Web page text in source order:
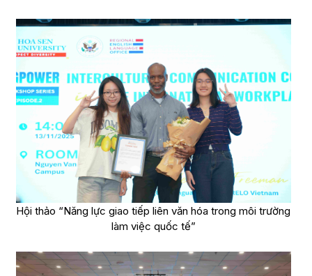
Hội thảo “Năng lực giao tiếp liên văn hóa trong môi trường
làm việc quốc tế”